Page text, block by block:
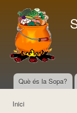
Menú principal
Què és la Sopa?
Inici